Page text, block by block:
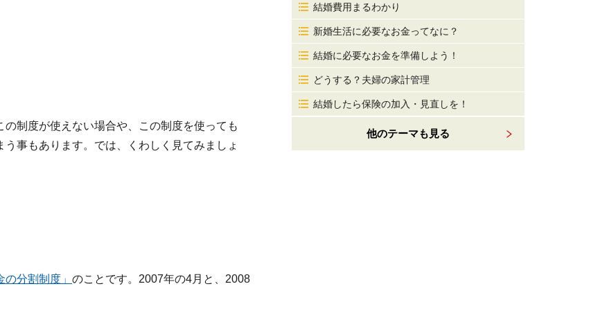
制度が使えない場合や、この制度を使っても
事もあります。では、くわしく見てみましょ
の分割制度」 のことです。2007年の4月と、2008
結婚費用まるわかり
新婚生活に必要なお金ってなに？
結婚に必要なお金を準備しよう！
どうする？夫婦の家計管理
結婚したら保険の加入・見直しを！
他のテーマも見る